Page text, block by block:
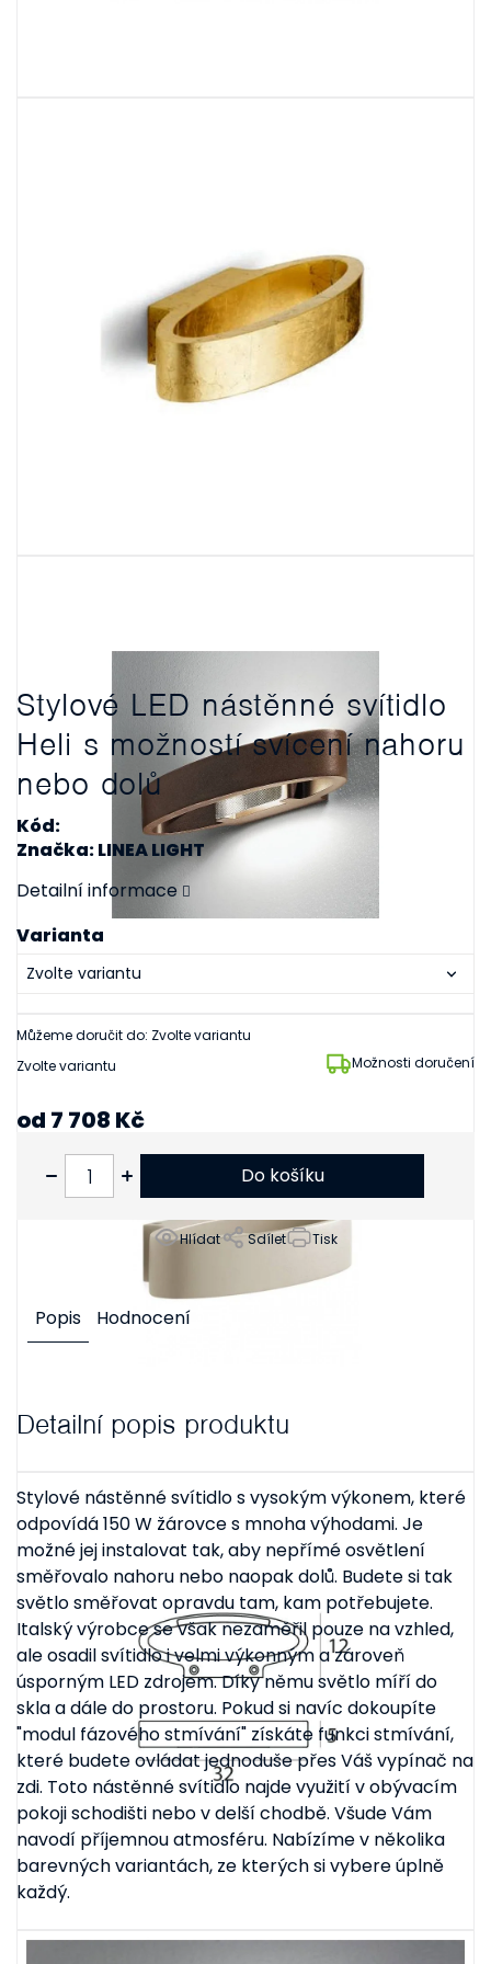
Stylové LED nástěnné svítidlo
Heli s možností svícení nahoru
nebo dolů
Kód:
Značka: LINEA LIGHT
Zvolte variantu Možnosti doručení
Varianta
Můžeme doručit do: Zvolte variantu
Detailní informace
Tisk
Hlídat Sdílet
od 7 708 Kč
Do košíku
Popis Hodnocení
Detailní popis produktu
Stylové nástěnné svítidlo s vysokým výkonem, které
odpovídá 150 W žárovce s mnoha výhodami. Je
možné jej instalovat tak, aby nepřímé osvětlení
směřovalo nahoru nebo naopak dolů. Budete si tak
světlo směřovat opravdu tam, kam potřebujete.
Italský výrobce se však nezaměřil pouze na vzhled,
ale osadil svítidlo i velmi výkonným a zároveň
úsporným LED zdrojem. Díky němu světlo míří do
skla a dále do prostoru. Pokud si navíc dokoupíte
"modul fázového stmívání" získáte funkci stmívání,
které budete ovládat jednoduše přes Váš vypínač na
zdi. Toto nástěnné svítidlo najde využití v obývacím
pokoji schodišti nebo v delší chodbě. Všude Vám
navodí příjemnou atmosféru. Nabízíme v několika
barevných variantách, ze kterých si vybere úplně
každý.